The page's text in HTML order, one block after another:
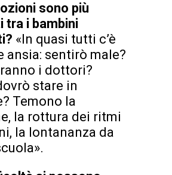
sono più
tra i bambini
«In quasi tutti c’è
ansia: sentirò male?
i dottori?
stare in
Temono la
la rottura dei ritmi
la lontananza da